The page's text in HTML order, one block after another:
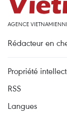
AGENCE
Rédacteur en
Propriété
RSS
Langues